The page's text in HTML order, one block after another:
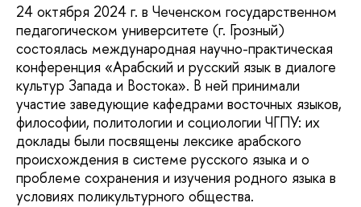
24 октября 2024 г. в Чеченском государственном
педагогическом университете (г. Грозный)
состоялась международная научно-практическая
конференция «Арабский и русский язык в диалоге
культур Запада и Востока». В ней принимали
участие заведующие кафедрами восточных языков,
философии, политологии и социологии ЧГПУ: их
доклады были посвящены лексике арабского
происхождения в системе русского языка и о
проблеме сохранения и изучения родного языка в
условиях поликультурного общества.